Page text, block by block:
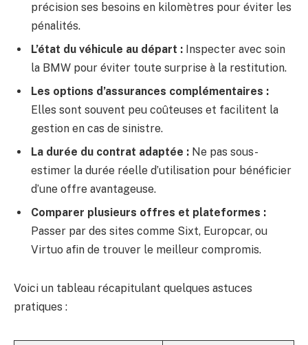
précision ses besoins en kilomètres pour éviter les
pénalités.
L’état du véhicule au départ : Inspecter avec soin
la BMW pour éviter toute surprise à la restitution.
Les options d’assurances complémentaires :
Elles sont souvent peu coûteuses et facilitent la
gestion en cas de sinistre.
La durée du contrat adaptée : Ne pas sous-
estimer la durée réelle d’utilisation pour bénéficier
d’une offre avantageuse.
Comparer plusieurs offres et plateformes :
Passer par des sites comme Sixt, Europcar, ou
Virtuo afin de trouver le meilleur compromis.
Voici un tableau récapitulant quelques astuces
pratiques :